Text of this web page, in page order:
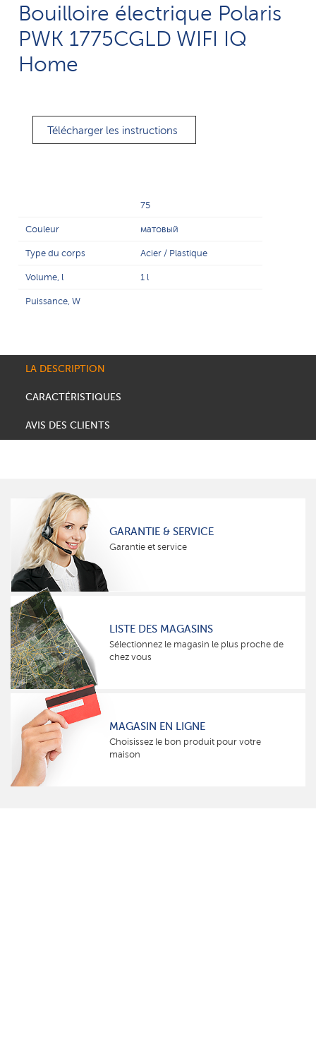
Bouilloire électrique Polaris
PWK 1775CGLD WIFI IQ
Home
Télécharger les instructions
75
Couleur матовый
Type du corps Acier / Plastique
Volume, l 1 l
Puissance, W
LA DESCRIPTION
CARACTÉRISTIQUES
AVIS DES CLIENTS
GARANTIE & SERVICE
Garantie et service
LISTE DES MAGASINS
Sélectionnez le magasin le plus proche de
chez vous
MAGASIN EN LIGNE
Choisissez le bon produit pour votre
maison